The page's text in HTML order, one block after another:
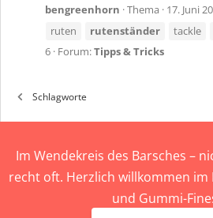
bengreenhorn Thema 17. Juni
ruten
rutenständer tackle
6 Forum:Tipps & Tricks
Schlagworte
Im Wendekreis des Barsches –
recht oft. Herzlich willkommen im
und Gummi-